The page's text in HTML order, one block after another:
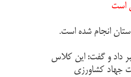
است
انجام شده است.
داد و گفت: این کلاس
جهاد کشاورزی